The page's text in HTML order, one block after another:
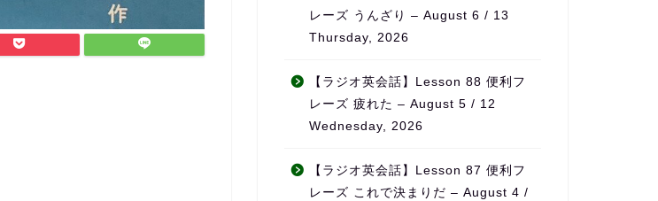
をしっかり見て内容を調整し
てくれるため、「ちゃんと見
料金も他の英会話スクールと
ます。
レーズ うんざり – August 6 / 13
Thursday, 2026
【ラジオ英会話】Lesson 88 便利フ
レーズ 疲れた – August 5 / 12
Wednesday, 2026
【ラジオ英会話】Lesson 87 便利フ
レーズ これで決まりだ – August 4 /